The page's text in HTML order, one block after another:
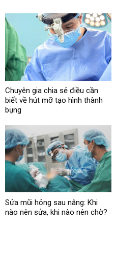
Chuyên gia chia sẻ điều cần
biết về hút mỡ tạo hình thành
bụng
Sửa mũi hỏng sau nâng: Khi
nào nên sửa, khi nào nên chờ?